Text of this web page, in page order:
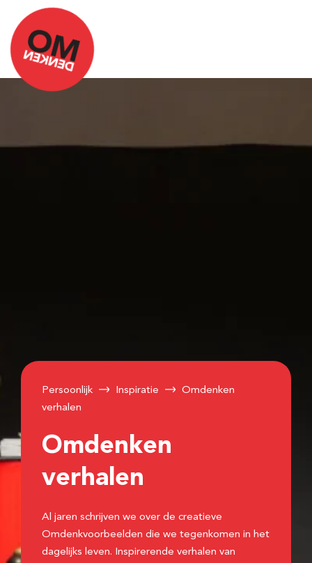
Persoonlijk Inspiratie
Omdenken
verhalen
Omdenken
verhalen
Al jaren schrijven we over de creatieve
Omdenkvoorbeelden die we tegenkomen in het
dagelijks leven. Inspirerende verhalen van